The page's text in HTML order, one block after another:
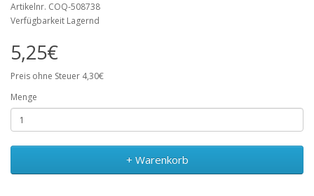
Artikelnr. COQ-508738
Verfügbarkeit Lagernd
5,25€
Preis ohne Steuer 4,30€
Menge
+ Warenkorb